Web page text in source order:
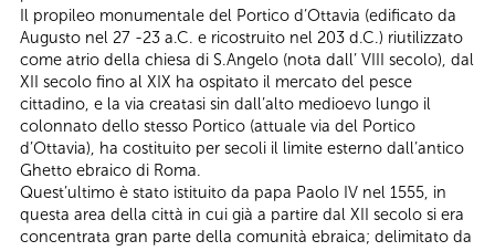
Il propileo monumentale del Portico d’Ottavia (edificato da
Augusto nel 27 -23 a.C. e ricostruito nel 203 d.C.) riutilizzato
come atrio della chiesa di S.Angelo (nota dall’ VIII secolo), dal
XII secolo fino al XIX ha ospitato il mercato del pesce
cittadino, e la via creatasi sin dall’alto medioevo lungo il
colonnato dello stesso Portico (attuale via del Portico
d’Ottavia), ha costituito per secoli il limite esterno dall’antico
Ghetto ebraico di Roma.
Quest’ultimo è stato istituito da papa Paolo IV nel 1555, in
questa area della città in cui già a partire dal XII secolo si era
concentrata gran parte della comunità ebraica; delimitato da